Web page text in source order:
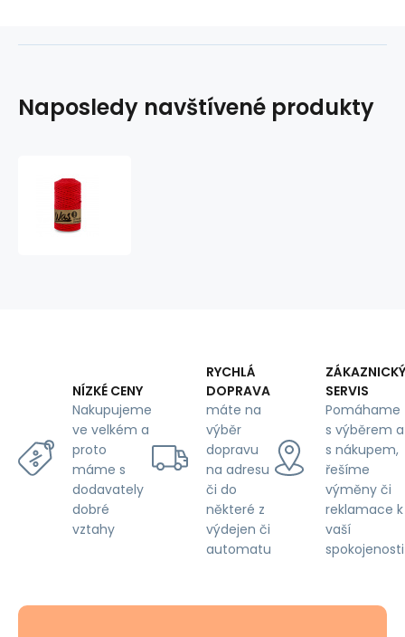
Naposledy navštívené produkty
NÍZKÉ CENY
Nakupujeme
ve velkém a
proto
máme s
dodavately
dobré
vztahy
RYCHLÁ
DOPRAVA
máte na
výběr
dopravu
na adresu
či do
některé z
výdejen či
automatu
ZÁKAZNICKÝ
SERVIS
Pomáhame
s výběrem a
s nákupem,
řešíme
výměny či
reklamace k
vaší
spokojenosti